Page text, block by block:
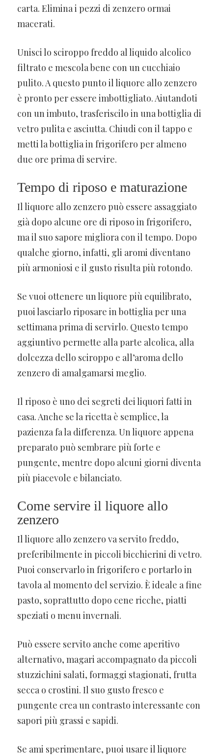
carta. Elimina i pezzi di zenzero ormai
macerati.
Unisci lo sciroppo freddo al liquido alcolico
filtrato e mescola bene con un cucchiaio
pulito. A questo punto il liquore allo zenzero
è pronto per essere imbottigliato. Aiutandoti
con un imbuto, trasferiscilo in una bottiglia di
vetro pulita e asciutta. Chiudi con il tappo e
metti la bottiglia in frigorifero per almeno
due ore prima di servire.
Tempo di riposo e maturazione
Il liquore allo zenzero può essere assaggiato
già dopo alcune ore di riposo in frigorifero,
ma il suo sapore migliora con il tempo. Dopo
qualche giorno, infatti, gli aromi diventano
più armoniosi e il gusto risulta più rotondo.
Se vuoi ottenere un liquore più equilibrato,
puoi lasciarlo riposare in bottiglia per una
settimana prima di servirlo. Questo tempo
aggiuntivo permette alla parte alcolica, alla
dolcezza dello sciroppo e all’aroma dello
zenzero di amalgamarsi meglio.
Il riposo è uno dei segreti dei liquori fatti in
casa. Anche se la ricetta è semplice, la
pazienza fa la differenza. Un liquore appena
preparato può sembrare più forte e
pungente, mentre dopo alcuni giorni diventa
più piacevole e bilanciato.
Come servire il liquore allo
zenzero
Il liquore allo zenzero va servito freddo,
preferibilmente in piccoli bicchierini di vetro.
Puoi conservarlo in frigorifero e portarlo in
tavola al momento del servizio. È ideale a fine
pasto, soprattutto dopo cene ricche, piatti
speziati o menu invernali.
Può essere servito anche come aperitivo
alternativo, magari accompagnato da piccoli
stuzzichini salati, formaggi stagionati, frutta
secca o crostini. Il suo gusto fresco e
pungente crea un contrasto interessante con
sapori più grassi e sapidi.
Se ami sperimentare, puoi usare il liquore